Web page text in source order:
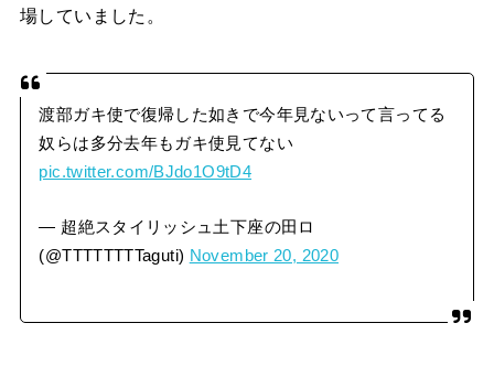
場していました。
渡部ガキ使で復帰した如きで今年見ないって言ってる
奴らは多分去年もガキ使見てない
pic.twitter.com/BJdo1O9tD4
— 超絶スタイリッシュ土下座の田ロ
(@TTTTTTTTaguti) November 20, 2020